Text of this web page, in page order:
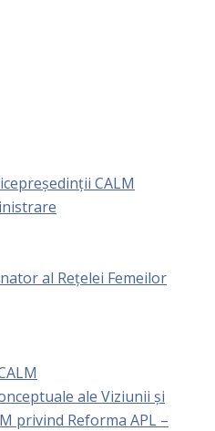
CALM
al Rețelei Femeilor
ale Viziunii și
privind Reforma APL –